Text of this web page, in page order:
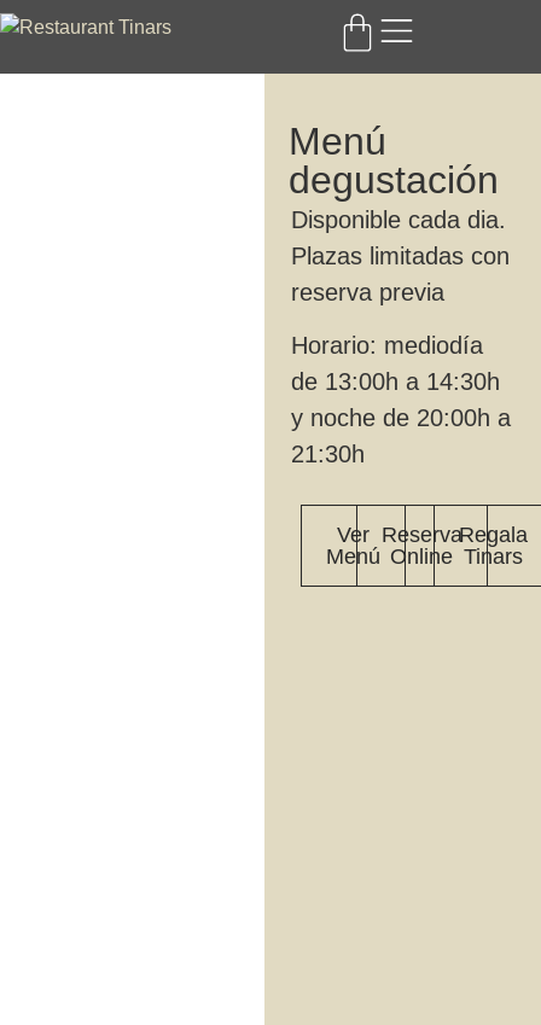
Menú
degustación
Disponible cada dia.
Plazas limitadas con
reserva previa
Horario: mediodía
de 13:00h a 14:30h
y noche de 20:00h a
21:30h
Ver
Menú
Reserva
Online
Regala
Tinars